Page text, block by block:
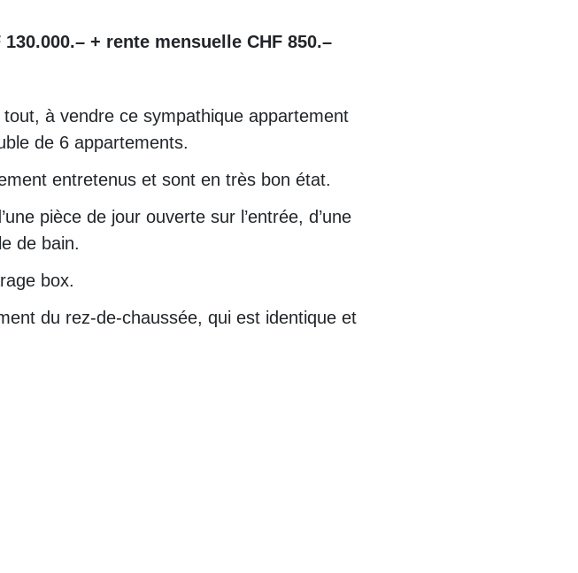
+ rente mensuelle CHF 850.–
à vendre ce sympathique appartement
de 6 appartements.
entretenus et sont en très bon état.
pièce de jour ouverte sur l’entrée, d’une
de bain.
box.
du rez-de-chaussée, qui est identique et